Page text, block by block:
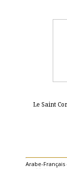
Le Saint
Arabe-